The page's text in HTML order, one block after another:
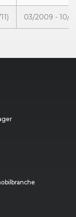
03/2009 - 10/